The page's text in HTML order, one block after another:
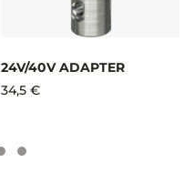
24V/40V ADAPTER
34,5 €